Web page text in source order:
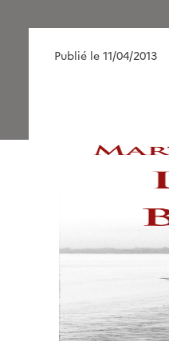
Publié le 11/04/2013